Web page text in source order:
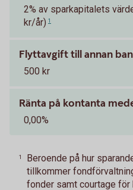
2% av sparkapitalets
kr/år) 1
Flyttavgift till annan
500 kr
Ränta på kontanta
0,00%
1
Beroende på hur
tillkommer
fonder samt courtage för